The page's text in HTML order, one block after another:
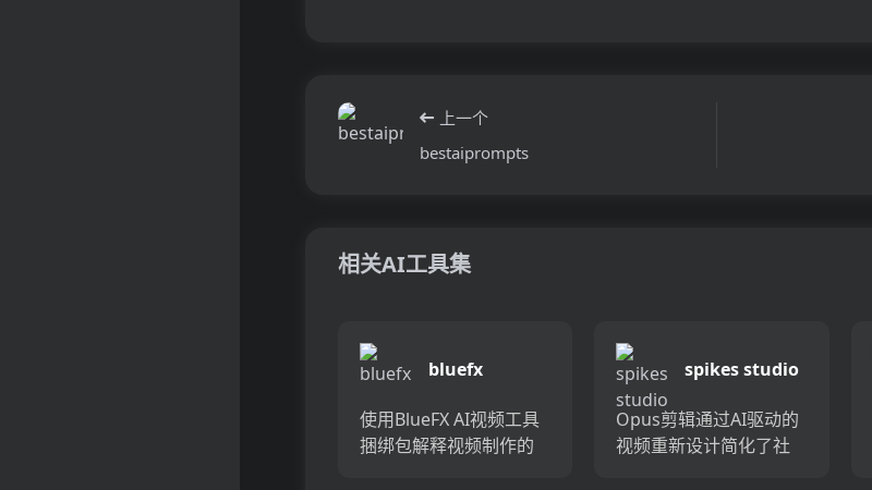
上一个
bestaiprompts
相关AI工具集
bluefx
使用BlueFX AI视频工具
捆绑包解释视频制作的
spikes studio
Opus剪辑通过AI驱动的
视频重新设计简化了社